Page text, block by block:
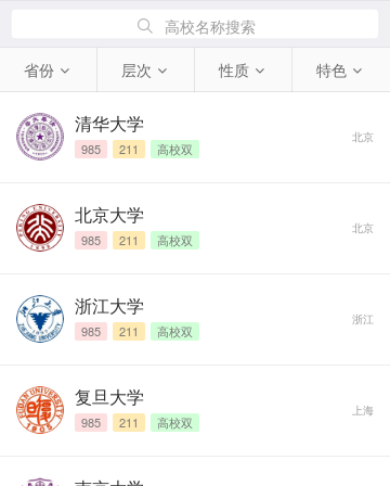
高校名称搜索
省份 层次 性质 特色
清华大学
985 211 高校双
北京
北京大学
985 211 高校双
北京
浙江大学
985 211 高校双
浙江
复旦大学
985 211 高校双
上海